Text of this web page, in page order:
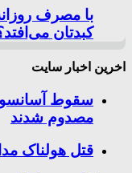
با مصرف
کبدتان
اخرین اخبار سایت
مصدوم شدند
قتل هولناک